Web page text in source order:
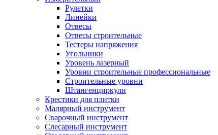
Рулетки
Линейки
Отвесы
Отвесы строительные
Тестеры напряжения
Угольники
Уровень лазерный
Уровни строительные профессиональные
Строительные уровни
Штангенциркули
Крестики для плитки
Малярный инструмент
Сварочный инструмент
Слесарный инструмент